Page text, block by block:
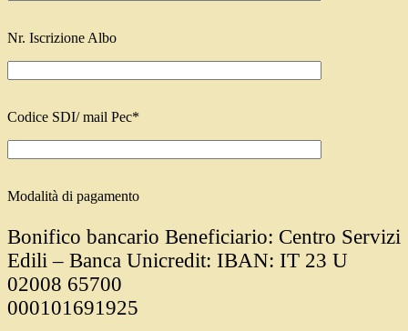
Nr. Iscrizione Albo
Codice SDI/ mail Pec*
Modalità di pagamento
Bonifico bancario Beneficiario: Centro Servizi
Edili – Banca Unicredit: IBAN: IT 23 U
02008 65700
000101691925